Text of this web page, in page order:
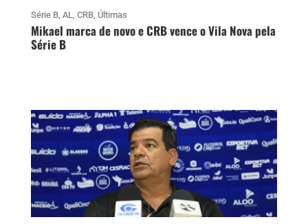
Série B, AL, CRB, Últimas
Mikael marca de novo e CRB vence o Vila Nova pela
Série B